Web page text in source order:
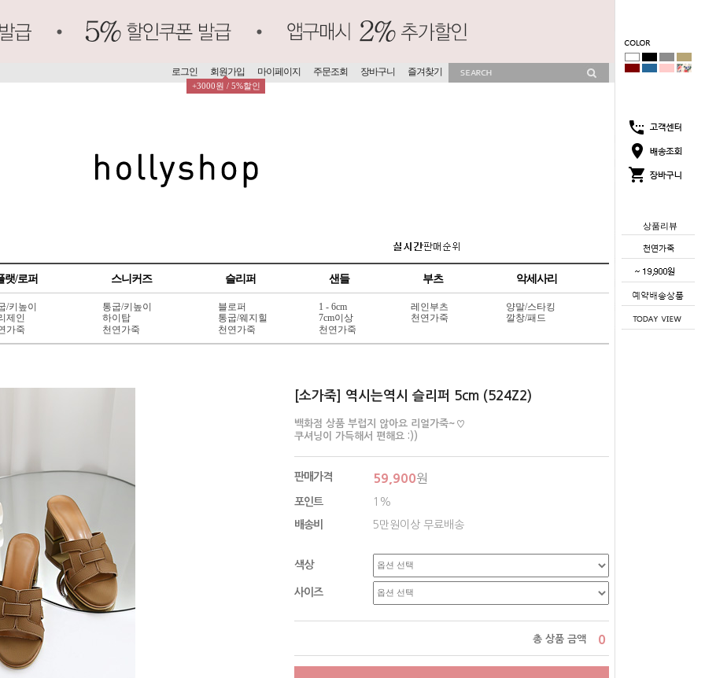
상품리뷰
로그인 회원가입
+3000원 / 5%할인
마이페이지 주문조회 장바구니 즐겨찾기
랫/로퍼 스니커즈 슬리퍼 샌들 부츠 악세사리
/키높이
제인
가죽
통굽/키높이
하이탑
천연가죽
블로퍼
통굽/웨지힐
천연가죽
1 - 6cm
7cm이상
천연가죽
레인부츠
천연가죽
양말/스타킹
깔창/패드
[소가죽] 역시는역시 슬리퍼 5cm (524Z2)
백화점 상품 부럽지 않아요 리얼가죽~♡
쿠셔닝이 가득해서 편해요 :))
판매가격 59,900원
포인트 1%
배송비 5만원이상 무료배송
색상
사이즈
총 상품 금액 0